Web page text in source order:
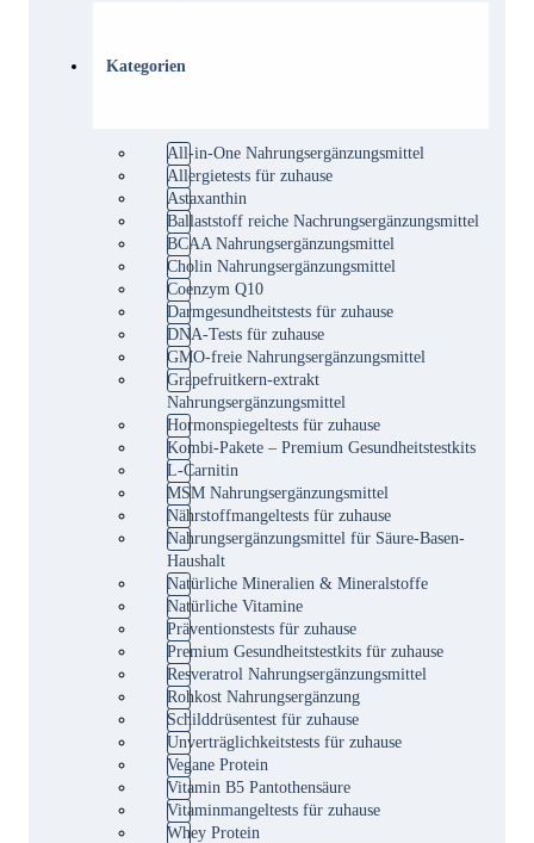
Kategorien
All-in-One Nahrungsergänzungsmittel
Allergietests für zuhause
Astaxanthin
Ballaststoff reiche Nachrungsergänzungsmittel
BCAA Nahrungsergänzungsmittel
Cholin Nahrungsergänzungsmittel
Coenzym Q10
Darmgesundheitstests für zuhause
DNA-Tests für zuhause
GMO-freie Nahrungsergänzungsmittel
Grapefruitkern-extrakt
Nahrungsergänzungsmittel
Hormonspiegeltests für zuhause
Kombi-Pakete – Premium Gesundheitstestkits
L-Carnitin
MSM Nahrungsergänzungsmittel
Nährstoffmangeltests für zuhause
Nahrungsergänzungsmittel für Säure-Basen-
Haushalt
Natürliche Mineralien & Mineralstoffe
Natürliche Vitamine
Präventionstests für zuhause
Premium Gesundheitstestkits für zuhause
Resveratrol Nahrungsergänzungsmittel
Rohkost Nahrungsergänzung
Schilddrüsentest für zuhause
Unverträglichkeitstests für zuhause
Vegane Protein
Vitamin B5 Pantothensäure
Vitaminmangeltests für zuhause
Whey Protein